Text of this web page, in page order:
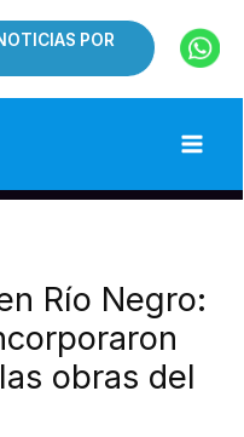
POR
Río Negro:
obras del